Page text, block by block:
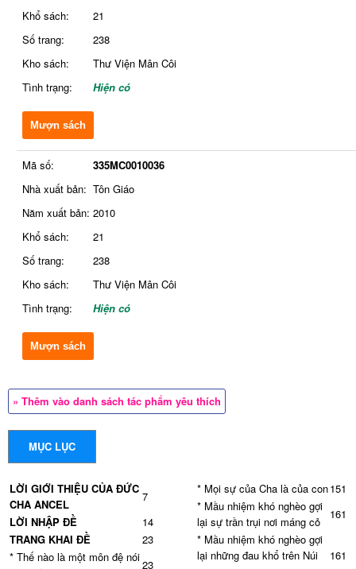
Khổ sách:
21
Số trang:
238
Kho sách:
Thư Viện Mân Côi
Tình trạng:
Hiện có
Mượn sách
Mã số:
335MC0010036
Nhà xuất bản: Tôn Giáo
Năm xuất bản: 2010
Khổ sách:
21
Số trang:
238
Kho sách:
Thư Viện Mân Côi
Tình trạng:
Hiện có
Mượn sách
» Thêm vào danh sách tác phẩm yêu thích
MỤC LỤC
LỜI GIỚI THIỆU CỦA ĐỨC
CHA ANCEL
7
LỜI NHẬP ĐỀ
14
TRANG KHAI ĐỀ
23
* Thế nào là một môn đệ nói
23
* Mọi sự của Cha là của con151
* Mầu nhiệm khó nghèo gợi
lại sự trần trụi nơi máng cỏ
161
* Mầu nhiệm khó nghèo gợi
lại những đau khổ trên Núi
161